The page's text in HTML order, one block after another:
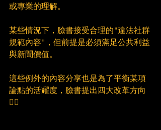
或專業的理解。
某些情況下，臉書接受合理的"違法社群
規範內容"，但前提是必須滿足公共利益
與新聞價值。
這些例外的內容分享也是為了平衡某項
論點的活耀度，臉書提出四大改革方向
👇🏻